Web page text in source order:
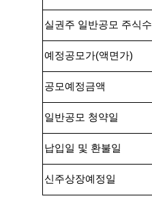
실권주 일반공모 주식수
예정공모가(액면가)
공모예정금액
일반공모 청약일
납입일 및 환불일
신주상장예정일